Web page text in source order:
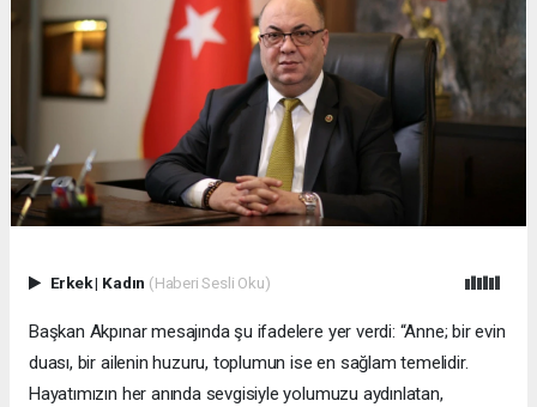
Erkek| Kadın (Haberi Sesli Oku)
Başkan Akpınar mesajında şu ifadelere yer verdi: “Anne; bir evin
duası, bir ailenin huzuru, toplumun ise en sağlam temelidir.
Hayatımızın her anında sevgisiyle yolumuzu aydınlatan,